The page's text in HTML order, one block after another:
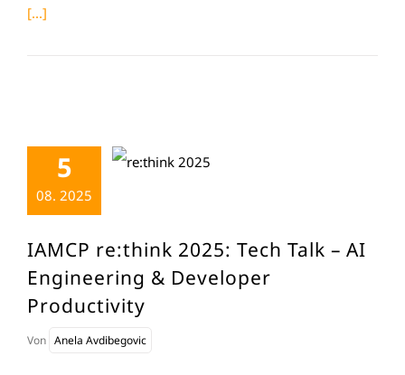
[...]
5
08. 2025
IAMCP re:think 2025: Tech Talk – AI
Engineering & Developer
Productivity
Von Anela Avdibegovic